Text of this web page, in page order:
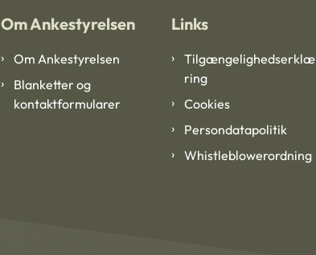
Om Ankestyrelsen
Om Ankestyrelsen
Blanketter og
kontaktformularer
Links
Tilgængelighedserklæ
ring
Cookies
Persondatapolitik
Whistleblowerordning